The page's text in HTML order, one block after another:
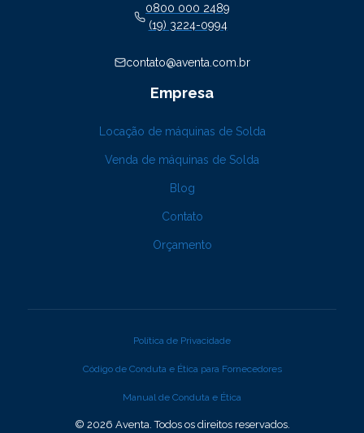
0800 000 2489
(19) 3224-0994
contato@aventa.com.br
Empresa
Locação de máquinas de Solda
Venda de máquinas de Solda
Blog
Contato
Orçamento
© 2026 Aventa. Todos os direitos reservados.
Política de Privacidade
Código de Conduta e Ética para Fornecedores
Manual de Conduta e Ética